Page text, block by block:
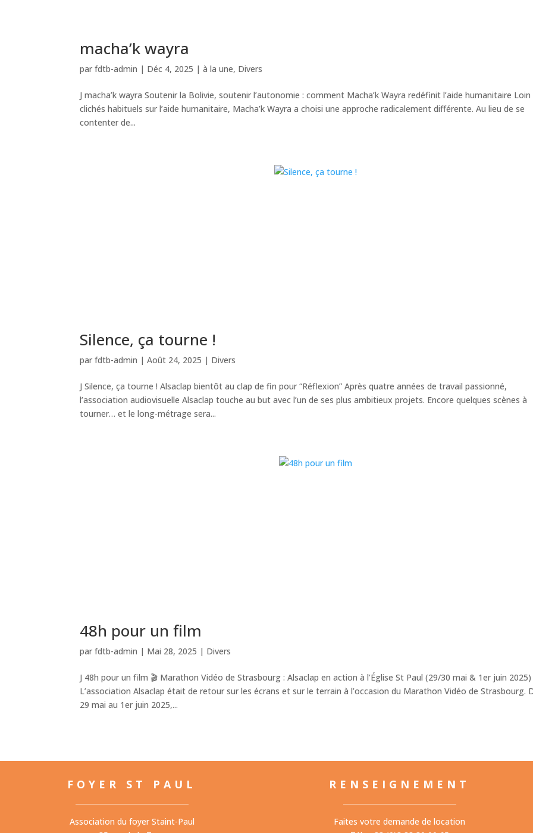
macha’k wayra
parfdtb-admin | Déc 4, 2025 |à la une, Divers
J macha’k wayra Soutenir la Bolivie, soutenir l’autonomie : comment Macha’k Wayra redéfinit l’aide humanitaire Loin
clichés habituels sur l’aide humanitaire, Macha’k Wayra a choisi une approche radicalement différente. Au lieu de se
contenter de...
Silence, ça tourne !
parfdtb-admin |Août 24, 2025 | Divers
J Silence, ça tourne ! Alsaclap bientôt au clap de fin pour “Réflexion” Après quatre années de travail passionné,
l’association audiovisuelle Alsaclap touche au but avec l’un de ses plus ambitieux projets. Encore quelques scènes à
tourner… et le long-métrage sera...
48h pour un film
parfdtb-admin | Mai 28, 2025 | Divers
J 48h pour un film 🎬 Marathon Vidéo de Strasbourg : Alsaclap en action à l’Église St Paul (29/30 mai & 1er juin 2025)
L’association Alsaclap était de retour sur les écrans et sur le terrain à l’occasion du Marathon Vidéo de Strasbourg.
29 mai au 1er juin 2025,...
FOYER ST PAUL
Association du foyer Staint-Paul
RENSEIGNEMENT
Faites votre demande de location